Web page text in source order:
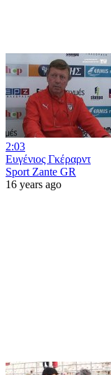
2:03
Ευγένιος Γκέραρντ
Sport Zante GR
16 years ago